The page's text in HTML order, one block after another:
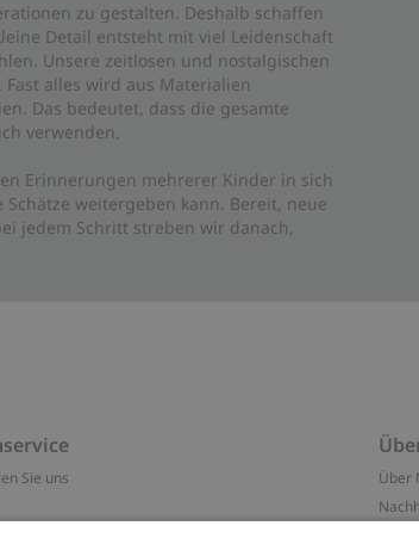
zu gestalten. Deshalb schaffen
Detail entsteht mit viel Leidenschaft
Unsere zeitlosen und nostalgischen
alles wird aus Materialien
Das bedeutet, dass die gesamte
verwenden.
Erinnerungen mehrerer Kinder in sich
weitergeben kann. Bereit, neue
jedem Schritt streben wir danach,
Sie uns
Über